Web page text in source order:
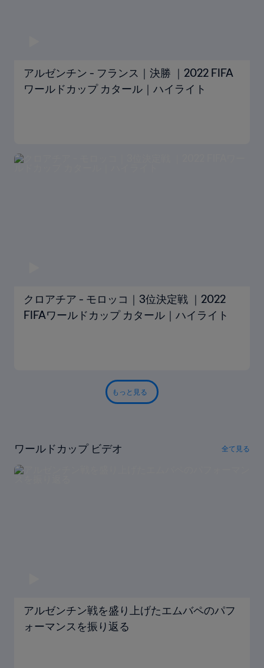
アルゼンチン - フランス｜決勝 ｜2022 FIFA
ワールドカップ カタール｜ハイライト
クロアチア - モロッコ｜3位決定戦 ｜2022
FIFAワールドカップ カタール｜ハイライト
もっと見る
ワールドカップ ビデオ 全て見る
アルゼンチン戦を盛り上げたエムバペのパフ
ォーマンスを振り返る